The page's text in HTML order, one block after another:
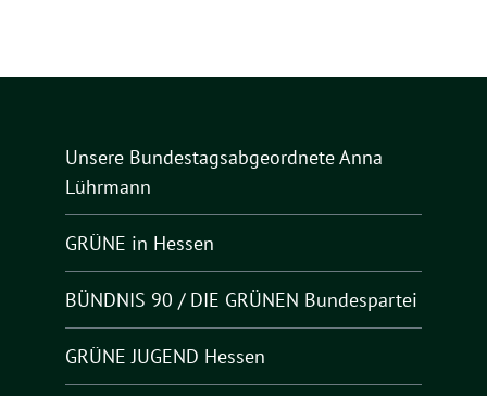
Unsere Bundestagsabgeordnete Anna
Lührmann
GRÜNE in Hessen
BÜNDNIS 90 / DIE GRÜNEN Bundespartei
GRÜNE JUGEND Hessen